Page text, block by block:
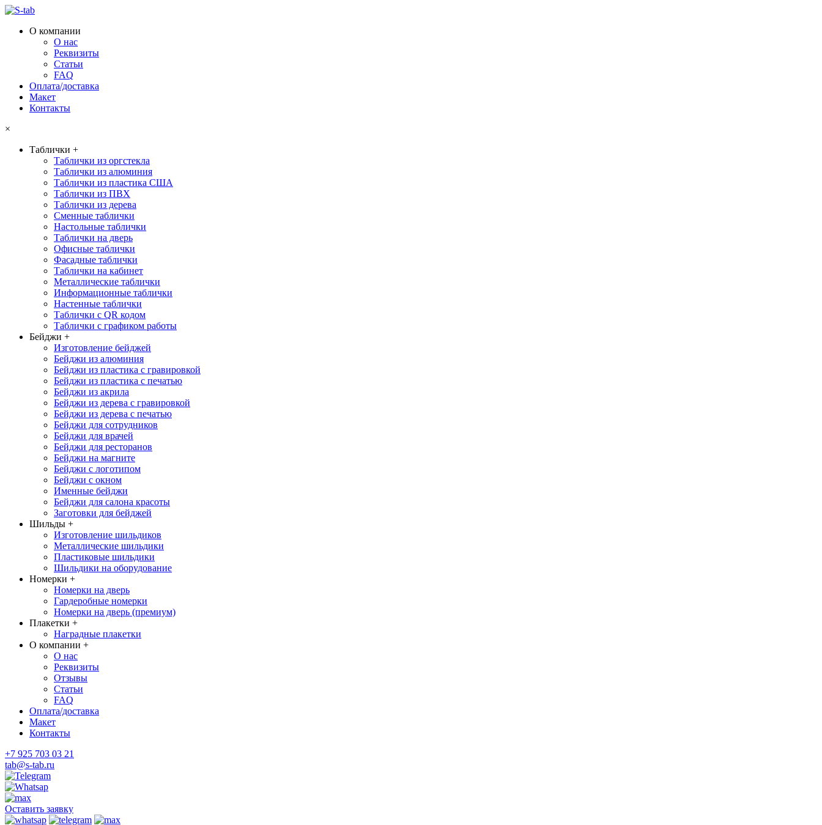
О компании
О нас
Реквизиты
Статьи
FAQ
Оплата/доставка
Макет
Контакты
×
Таблички +
Таблички из оргстекла
Таблички из алюминия
Таблички из пластика США
Таблички из ПВХ
Таблички из дерева
Сменные таблички
Настольные таблички
Таблички на дверь
Офисные таблички
Фасадные таблички
Таблички на кабинет
Металлические таблички
Информационные таблички
Настенные таблички
Таблички с QR кодом
Таблички с графиком работы
Бейджи +
Изготовление бейджей
Бейджи из алюминия
Бейджи из пластика с гравировкой
Бейджи из пластика с печатью
Бейджи из акрила
Бейджи из дерева с гравировкой
Бейджи из дерева с печатью
Бейджи для сотрудников
Бейджи для врачей
Бейджи для ресторанов
Бейджи на магните
Бейджи с логотипом
Бейджи с окном
Именные бейджи
Бейджи для салона красоты
Заготовки для бейджей
Шильды +
Изготовление шильдиков
Металлические шильдики
Пластиковые шильдики
Шильдики на оборудование
Номерки +
Номерки на дверь
Гардеробные номерки
Номерки на дверь (премиум)
Плакетки +
Наградные плакетки
О компании +
О нас
Реквизиты
Отзывы
Статьи
FAQ
Оплата/доставка
Макет
Контакты
+7 925 703 03 21
tab@s-tab.ru
Оставить заявку